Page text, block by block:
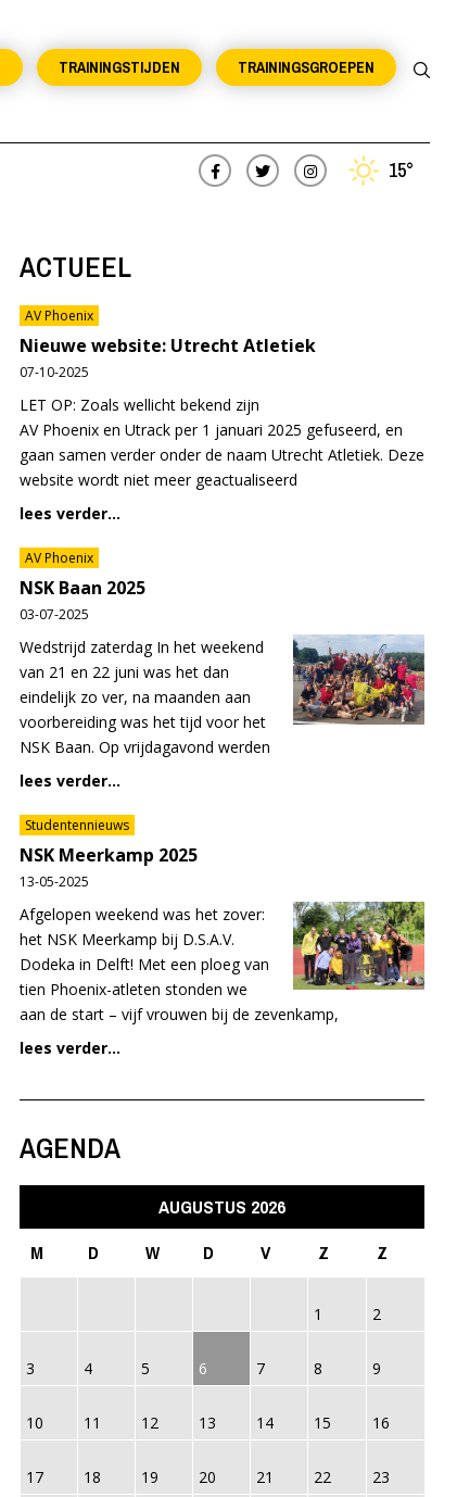
TRAININGSGROEPEN
TRAININGSTIJDEN
15°
ACTUEEL
AV Phoenix
Nieuwe website: Utrecht Atletiek
07-10-2025
LET OP: Zoals wellicht bekend zijn
AV Phoenix en Utrack per 1 januari 2025 gefuseerd, en
gaan samen verder onder de naam Utrecht Atletiek. Deze
website wordt niet meer geactualiseerd
lees verder...
AV Phoenix
NSK Baan 2025
03-07-2025
Wedstrijd zaterdag In het weekend
van 21 en 22 juni was het dan
eindelijk zo ver, na maanden aan
voorbereiding was het tijd voor het
NSK Baan. Op vrijdagavond werden
lees verder...
Studentennieuws
NSK Meerkamp 2025
13-05-2025
Afgelopen weekend was het zover:
het NSK Meerkamp bij D.S.A.V.
Dodeka in Delft! Met een ploeg van
tien Phoenix-atleten stonden we
aan de start – vijf vrouwen bij de zevenkamp,
lees verder...
AGENDA
AUGUSTUS 2026
M
D W D V Z Z
1 2
3 4 5 6 7 8 9
10 11 12 13 14 15 16
17 18 19 20 21 22 23